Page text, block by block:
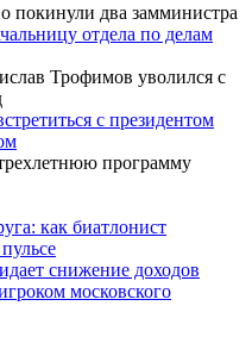
покинули два замминистра
отдела по делам
Трофимов уволился с
с президентом
программу
как биатлонист
снижение доходов
московского